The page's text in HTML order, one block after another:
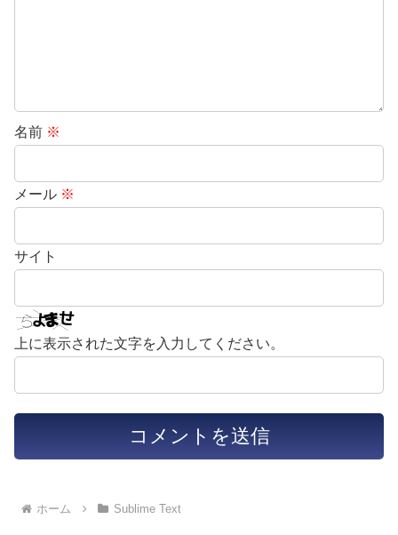
名前 ※
メール ※
サイト
上に表示された文字を入力してください。
ホーム Sublime Text